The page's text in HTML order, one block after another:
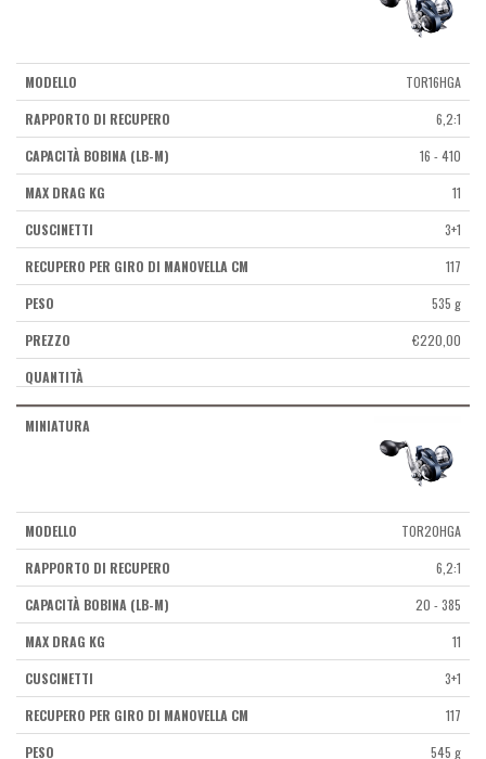
TOR16HGA
6,2:1
16 - 410
11
3+1
117
535 g
€220,00
TOR20HGA
6,2:1
20 - 385
11
3+1
117
545 g